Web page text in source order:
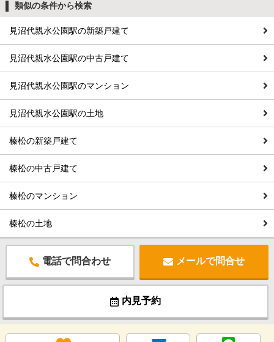
類似の条件から検索
見沼代親水公園駅の新築戸建て
見沼代親水公園駅の中古戸建て
見沼代親水公園駅のマンション
見沼代親水公園駅の土地
榛松の新築戸建て
榛松の中古戸建て
榛松のマンション
榛松の土地
電話で問合わせ メールで問合せ
内見予約